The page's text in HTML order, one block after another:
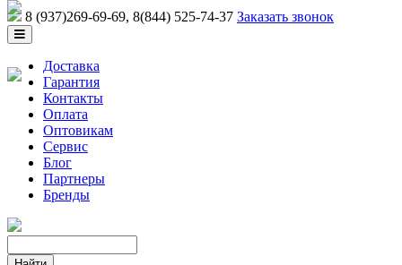
8 (937)269-69-69, 8(844) 525-74-37 Заказать звонок
Доставка
Гарантия
Контакты
Оплата
Оптовикам
Сервис
Блог
Партнеры
Бренды